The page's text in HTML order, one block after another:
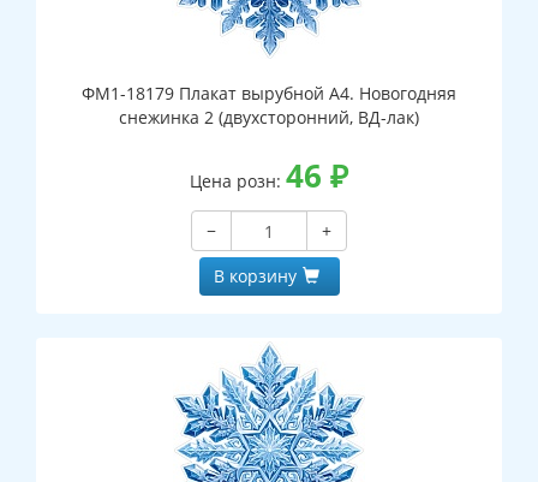
ФМ1-18179 Плакат вырубной А4. Новогодняя
снежинка 2 (двухсторонний, ВД-лак)
Цена розн: 46 ₽
−
+
В корзину